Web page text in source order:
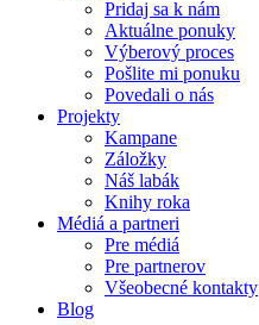
Pridaj sa k nám
Aktuálne ponuky
Výberový proces
Pošlite mi ponuku
Povedali o nás
Projekty
Kampane
Záložky
Náš labák
Knihy roka
Médiá a partneri
Pre médiá
Pre partnerov
Všeobecné kontakty
Blog